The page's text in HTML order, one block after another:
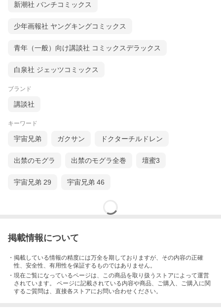
新潮社 バンチコミックス
少年画報社 ヤングキングコミックス
青年（一般）向け講談社 コミックスデラックス
白泉社 ジェッツコミックス
ブランド
講談社
キーワード
宇宙兄弟 ガクサン ドクターチルドレン
出禁のモグラ 出禁のモグラ全巻 壇蜜3
宇宙兄弟 29 宇宙兄弟 46
掲載情報について
・掲載している情報の精度には万全を期しておりますが、その内容の正確
性、安全性、有用性を保証するものではありません。
・現在ご覧になっているページは、この商品を取り扱うストアによって運営
されています。 ページに記載されている内容や商品、ご購入 、ご購入に関
するご質問は、直接各ストアにお問い合わせください。